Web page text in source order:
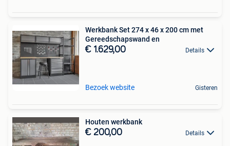
Werkbank Set 274 x 46 x 200 cm met
Gereedschapswand en
€ 1.629,00 Details
Bezoek website Gisteren
Houten werkbank
€ 200,00 Details